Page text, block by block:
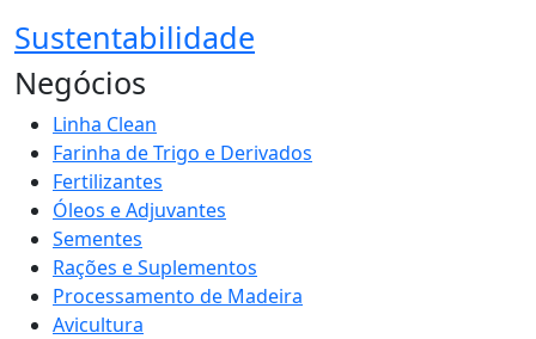
Sustentabilidade
Negócios
Linha Clean
Farinha de Trigo e Derivados
Fertilizantes
Óleos e Adjuvantes
Sementes
Rações e Suplementos
Processamento de Madeira
Avicultura